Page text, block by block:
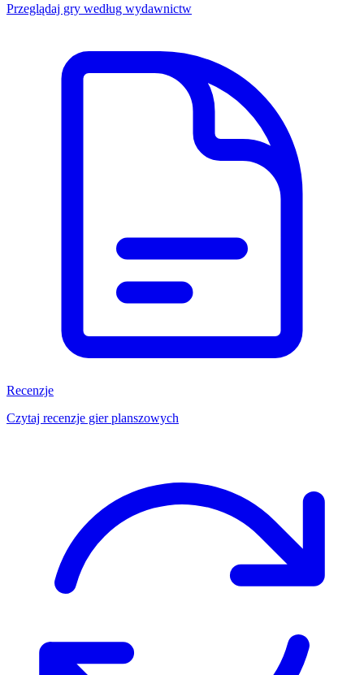
Przeglądaj gry według wydawnictw
Recenzje
Czytaj recenzje gier planszowych